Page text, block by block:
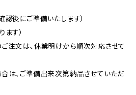
認後にご準備いたします）
ます）
注文は、休業明けから順次対応させて
は、ご準備出来次第納品させていただ